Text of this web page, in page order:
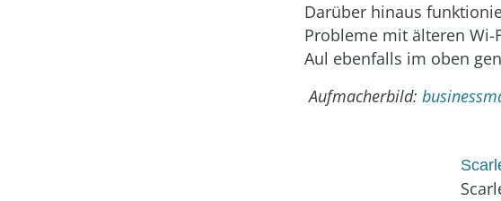
Darüber hinaus
Probleme mit älteren Wi-
Aul ebenfalls im oben
Aufmacherbild: